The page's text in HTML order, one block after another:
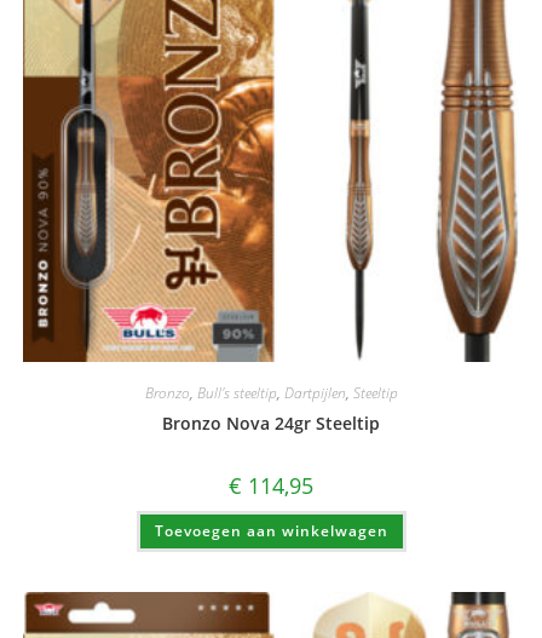
Bronzo, Bull's steeltip, Dartpijlen, Steeltip
Bronzo Nova 24gr Steeltip
€ 114,95
Toevoegen aan winkelwagen